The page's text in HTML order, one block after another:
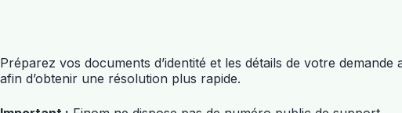
Préparez vos documents d’identité et les détails de votre
afin d’obtenir une résolution plus rapide.